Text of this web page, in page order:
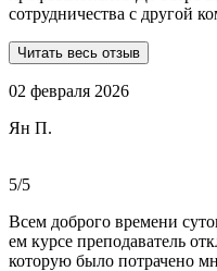
сотрудничества с другой
уровне.А если возникали
помощь студентам,то
Читать весь отзыв
02 февраля 2026
Ян П.
5/5
Всем доброго времени
ем курсе преподаватель
которую было потрачено